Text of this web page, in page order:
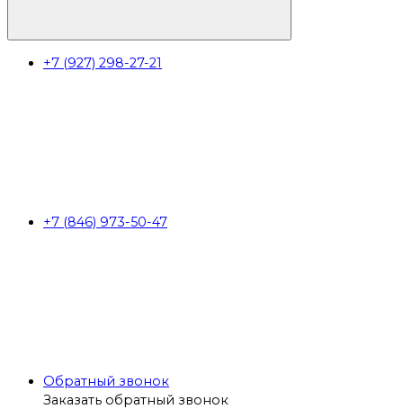
+7 (927) 298-27-21
+7 (846) 973-50-47
Обратный звонок
Заказать обратный звонок